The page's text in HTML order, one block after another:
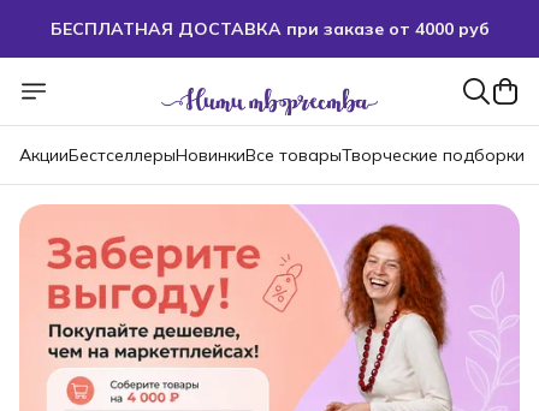
БЕСПЛАТНАЯ ДОСТАВКА при заказе от 4000 руб
АкцииБестселлерыНовинкиВсе товарыТворческие подборки